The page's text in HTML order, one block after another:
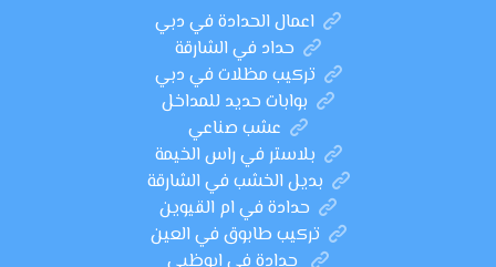
اعمال الحدادة في دبي
حداد في الشارقة
تركيب مظلات في دبي
بوابات حديد للمداخل
عشب صناعي
بلاستر في راس الخيمة
بديل الخشب في الشارقة
حدادة في ام القيوين
تركيب طابوق في العين